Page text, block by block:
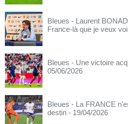
Bleues - Laurent
France-là que je veux
Bleues - Une victoire
05/06/2026
Bleues - La FRANCE
destin - 19/04/2026